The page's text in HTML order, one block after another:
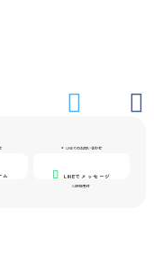
ム
LINEでのお問い合わせ
LINEでメッセージ
24時間受付